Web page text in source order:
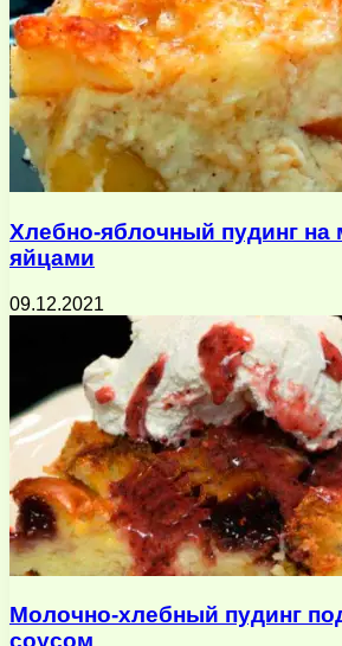
Хлебно-яблочный пудинг на
яйцами
09.12.2021
Молочно-хлебный пудинг
соусом